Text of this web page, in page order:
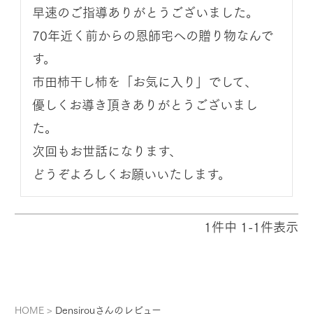
早速のご指導ありがとうございました。
70年近く前からの恩師宅への贈り物なんで
す。
市田柿干し柿を「お気に入り」でして、
優しくお導き頂きありがとうございまし
た。
次回もお世話になります、
どうぞよろしくお願いいたします。
1件中 1-1件表示
HOME Densirouさんのレビュー